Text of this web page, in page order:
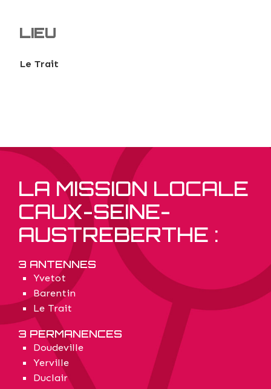
LIEU
Le Trait
LA MISSION LOCALE
CAUX-SEINE-
AUSTREBERTHE :
3 ANTENNES
Yvetot
Barentin
Le Trait
3 PERMANENCES
Doudeville
Yerville
Duclair